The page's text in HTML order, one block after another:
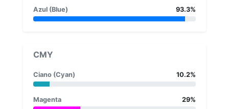
Azul (Blue) 93.3%
CMY
Ciano (Cyan) 10.2%
Magenta 29%